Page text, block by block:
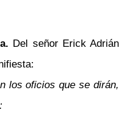
Del señor Erick Adrián
los oficios que se dirán,